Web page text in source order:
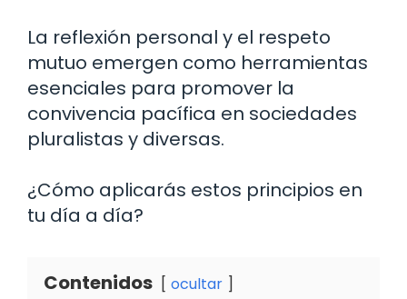
La reflexión personal y el respeto
mutuo emergen como herramientas
esenciales para promover la
convivencia pacífica en sociedades
pluralistas y diversas.
¿Cómo aplicarás estos principios en
tu día a día?
Contenidos ocultar